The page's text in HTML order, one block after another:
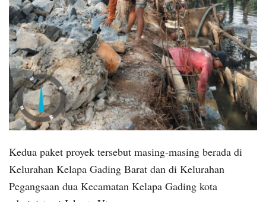
Kedua paket proyek tersebut masing-masing berada di
Kelurahan Kelapa Gading Barat dan di Kelurahan
Pegangsaan dua Kecamatan Kelapa Gading kota